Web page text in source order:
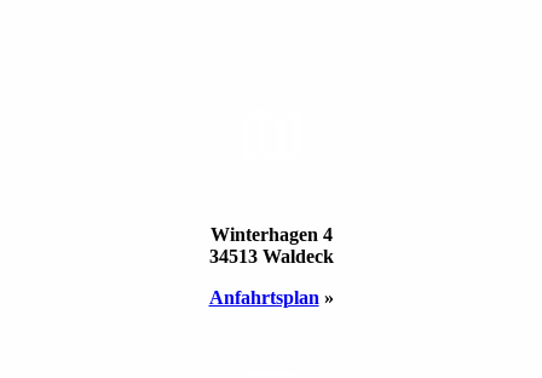
Winterhagen 4
34513 Waldeck
Anfahrts­plan »